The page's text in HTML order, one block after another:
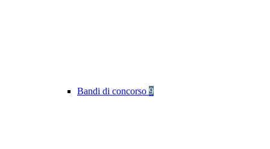
Bandi di concorso 9